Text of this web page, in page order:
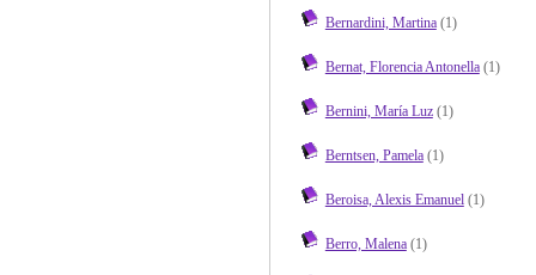
Bernardini, Martina(1)
Bernat, Florencia Antonella(1)
Bernini, María Luz(1)
Berntsen, Pamela(1)
Beroisa, Alexis Emanuel(1)
Berro, Malena(1)